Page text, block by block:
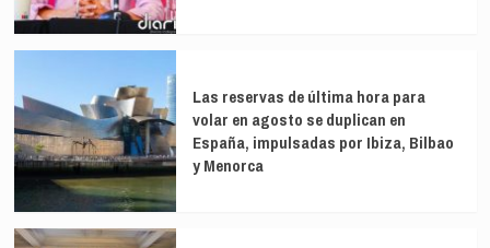
Las reservas de última hora para
volar en agosto se duplican en
España, impulsadas por Ibiza, Bilbao
y Menorca